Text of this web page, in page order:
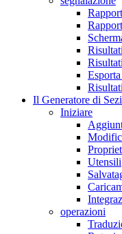
Il Generatore di
Iniziare
Utensili
operazioni